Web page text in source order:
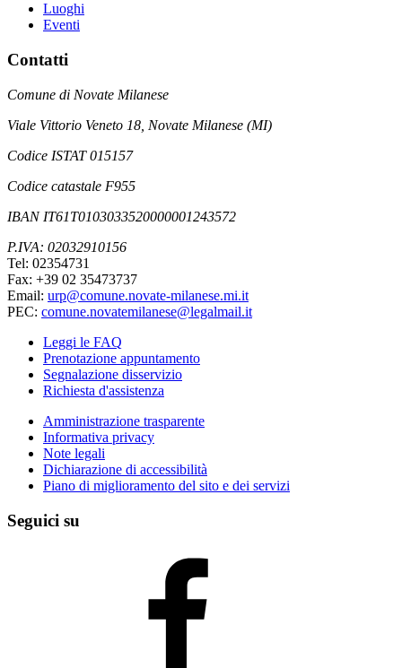
Luoghi
Eventi
Contatti
Comune di Novate Milanese
Viale Vittorio Veneto 18, Novate Milanese (MI)
Codice ISTAT 015157
Codice catastale F955
IBAN IT61T0103033520000001243572
P.IVA: 02032910156
Tel: 02354731
Fax: +39 02 35473737
Email: urp@comune.novate-milanese.mi.it
PEC: comune.novatemilanese@legalmail.it
Leggi le FAQ
Prenotazione appuntamento
Segnalazione disservizio
Richiesta d'assistenza
Amministrazione trasparente
Informativa privacy
Note legali
Dichiarazione di accessibilità
Piano di miglioramento del sito e dei servizi
Seguici su